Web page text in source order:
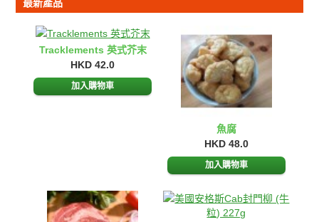
最新產品
Tracklements 英式芥末
HKD 42.0
魚腐
HKD 48.0